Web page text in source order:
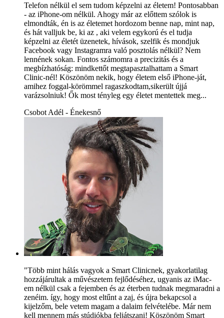
Telefon nélkül el sem tudom képzelni az életem! Pontosabban
- az iPhone-om nélkül. Ahogy már az előttem szólok is
elmondták, én is az életemet hordozom benne nap, mint nap,
és hát valljuk be, ki az , aki velem egykorú és el tudja
képzelni az életét üzenetek, hívások, szelfik és mondjuk
Facebook vagy Instagramra való posztolás nélkül? Nem
lennének sokan. Fontos számomra a precizitás és a
megbízhatóság: mindkettőt megtapasztalhattam a Smart
Clinic-nél! Köszönöm nekik, hogy életem első iPhone-ját,
amihez foggal-körömmel ragaszkodtam,sikerült újjá
varázsolniuk! Ők most tényleg egy életet mentettek meg...
Csobot Adél - Énekesnő
"Több mint hálás vagyok a Smart Clinicnek, gyakorlatilag
hozzájárultak a művészetem fejlődéséhez, ugyanis az iMac-
em nélkül csak a fejemben és az éterben tudnak megmaradni a
zenéim. így, hogy most eltűnt a zaj, és újra bekapcsol a
kijelzőm, bele vetem magam a dalaim felvételébe. Már nem
kell mennem más stúdiókba feljátszani! Köszönöm Smart